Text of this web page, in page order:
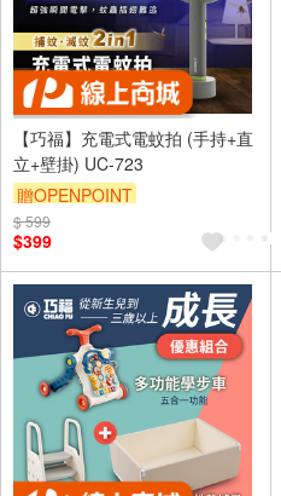
【巧福】充電式電蚊拍 (手持+直
立+壁掛) UC-723
贈OPENPOINT
$ 599
$399